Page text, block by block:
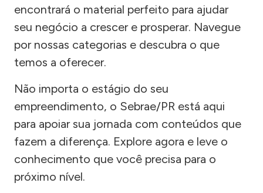
encontrará o material perfeito para ajudar
seu negócio a crescer e prosperar. Navegue
por nossas categorias e descubra o que
temos a oferecer.
Não importa o estágio do seu
empreendimento, o Sebrae/PR está aqui
para apoiar sua jornada com conteúdos que
fazem a diferença. Explore agora e leve o
conhecimento que você precisa para o
próximo nível.